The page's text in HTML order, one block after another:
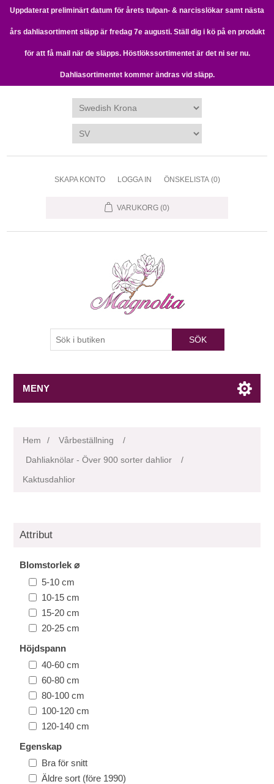
Uppdaterat preliminärt datum för årets tulpan- & narcisslökar samt nästa
års dahliasortiment släpp är fredag 7e augusti. Ställ dig i kö på en produkt
för att få mail när de släpps. Höstlökssortimentet är det ni ser nu.
Dahliasortimentet kommer ändras vid släpp.
SKAPA KONTO LOGGA IN ÖNSKELISTA (0)
VARUKORG (0)
SÖK
MENY
Hem / Vårbeställning
/
Dahliaknölar - Över 900 sorter dahlior
/
Kaktusdahlior
Attribut
Blomstorlek ⌀
5-10 cm
10-15 cm
15-20 cm
20-25 cm
Höjdspann
40-60 cm
60-80 cm
80-100 cm
100-120 cm
120-140 cm
Egenskap
Bra för snitt
Äldre sort (före 1990)